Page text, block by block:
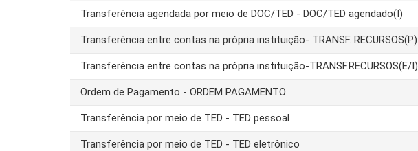
Transferência agendada por meio de DOC/TED - DOC/TED agendado(I)
Transferência entre contas na própria instituição- TRANSF. RECURSOS(P)
Transferência entre contas na própria instituição-TRANSF.RECURSOS(E/I)
Ordem de Pagamento - ORDEM PAGAMENTO
Transferência por meio de TED - TED pessoal
Transferência por meio de TED - TED eletrônico